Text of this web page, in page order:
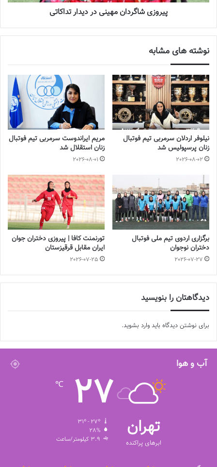
برچسب ها تیم ملی فوتبال روزنامه فوتبالز فوتبال
فوتبال بانوان
پیروزی شاگردان مهینی در دیدار تداکاتی
نوشته های مشابه
نیلوفر اردلان سرمربی تیم فوتبال
زنان پرسپولیس شد
2026-08-02
مریم ایراندوست سرمربی تیم فوتبال
زنان استقلال شد
2026-08-01
برگزاری اردوی تیم ملی فوتبال
دختران نوجوان
2026-07-27
تورنمنت کافا | پیروزی دختران جوان
ایران مقابل قرقیزستان
2026-07-25
دیدگاهتان را بنویسید
برای نوشتن دیدگاه باید وارد بشوید.
آب و هوا
تهران
ابرهای پراکنده
27
℃
28%
3.9 کیلومتر/ساعت